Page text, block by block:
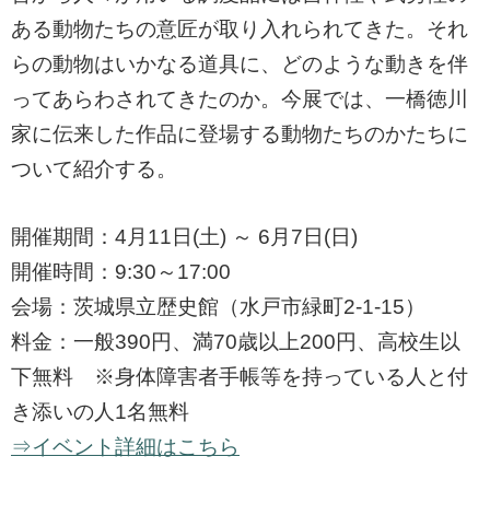
ある動物たちの意匠が取り入れられてきた。それ
らの動物はいかなる道具に、どのような動きを伴
ってあらわされてきたのか。今展では、一橋徳川
家に伝来した作品に登場する動物たちのかたちに
ついて紹介する。
開催期間：4月11日(土) ～ 6月7日(日)
開催時間：9:30～17:00
会場：茨城県立歴史館（水戸市緑町2-1-15）
料金：一般390円、満70歳以上200円、高校生以
下無料 ※身体障害者手帳等を持っている人と付
き添いの人1名無料
⇒イベント詳細はこちら